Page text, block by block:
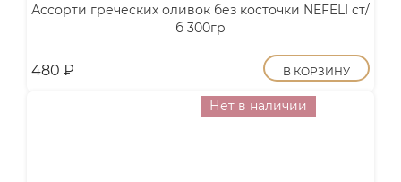
Ассорти греческих оливок без косточки NEFELI ст/
б 300гр
480 ₽ В КОРЗИНУ
Нет в наличии